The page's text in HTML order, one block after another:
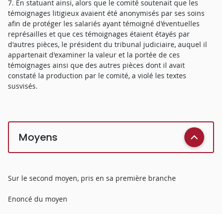
7. En statuant ainsi, alors que le comité soutenait que les
témoignages litigieux avaient été anonymisés par ses soins
afin de protéger les salariés ayant témoigné d'éventuelles
représailles et que ces témoignages étaient étayés par
d'autres pièces, le président du tribunal judiciaire, auquel il
appartenait d'examiner la valeur et la portée de ces
témoignages ainsi que des autres pièces dont il avait
constaté la production par le comité, a violé les textes
susvisés.
Moyens
Sur le second moyen, pris en sa première branche
Enoncé du moyen